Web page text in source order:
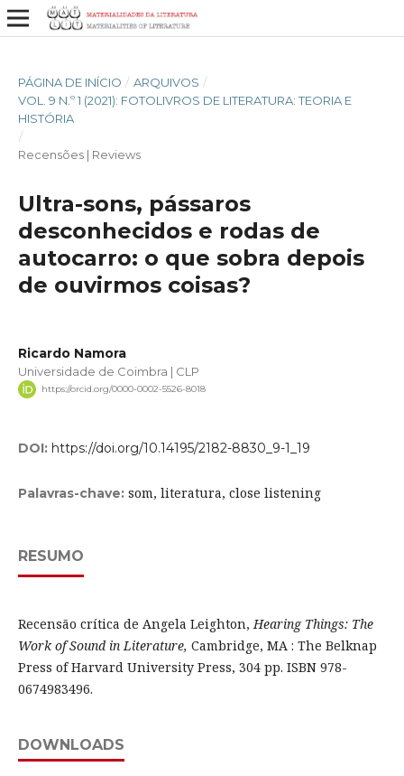
PÁGINA DE INÍCIO / ARQUIVOS /
VOL. 9 N.º 1 (2021): FOTOLIVROS DE LITERATURA: TEORIA E
HISTÓRIA
/
Recensões | Reviews
Ultra-sons, pássaros
desconhecidos e rodas de
autocarro: o que sobra depois
de ouvirmos coisas?
Ricardo Namora
Universidade de Coimbra | CLP
https://orcid.org/0000-0002-5526-8018
DOI: https://doi.org/10.14195/2182-8830_9-1_19
Palavras-chave: som, literatura, close listening
RESUMO
Recensão crítica de Angela Leighton,Hearing Things: The
Work of Sound in Literature, Cambridge, MA : The Belknap
Press of Harvard University Press, 304 pp. ISBN 978-
0674983496.
DOWNLOADS